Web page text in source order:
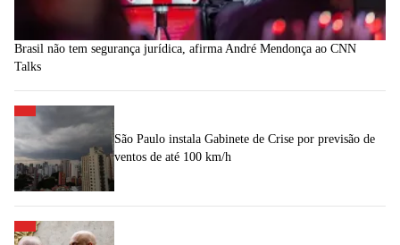
Brasil não tem segurança jurídica, afirma André Mendonça ao CNN
Talks
São Paulo instala Gabinete de Crise por previsão de
ventos de até 100 km/h